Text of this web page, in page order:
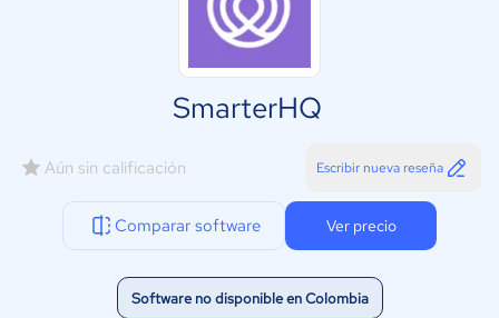
SmarterHQ
Aún sin calificación Escribir nueva reseña
Comparar software Ver precio
Software no disponible en Colombia